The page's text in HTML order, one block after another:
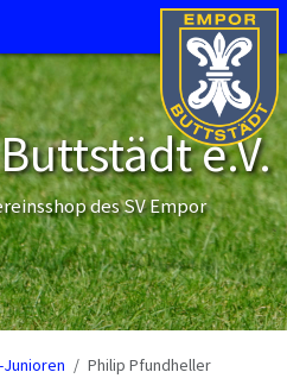
e.V.
des SV Empor
Junioren Philip Pfundheller